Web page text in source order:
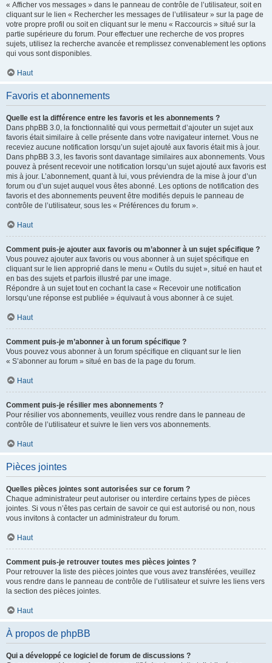
« Afficher vos messages » dans le panneau de contrôle de l’utilisateur, soit en
cliquant sur le lien « Rechercher les messages de l’utilisateur » sur la page de
votre propre profil ou soit en cliquant sur le menu « Raccourcis » situé sur la
partie supérieure du forum. Pour effectuer une recherche de vos propres
sujets, utilisez la recherche avancée et remplissez convenablement les options
qui vous sont disponibles.
Haut
Favoris et abonnements
Quelle est la différence entre les favoris et les abonnements ?
Dans phpBB 3.0, la fonctionnalité qui vous permettait d’ajouter un sujet aux
favoris était similaire à celle présente dans votre navigateur internet. Vous ne
receviez aucune notification lorsqu’un sujet ajouté aux favoris était mis à jour.
Dans phpBB 3.3, les favoris sont davantage similaires aux abonnements. Vous
pouvez à présent recevoir une notification lorsqu’un sujet ajouté aux favoris est
mis à jour. L’abonnement, quant à lui, vous préviendra de la mise à jour d’un
forum ou d’un sujet auquel vous êtes abonné. Les options de notification des
favoris et des abonnements peuvent être modifiés depuis le panneau de
contrôle de l’utilisateur, sous les « Préférences du forum ».
Haut
Comment puis-je ajouter aux favoris ou m’abonner à un sujet spécifique ?
Vous pouvez ajouter aux favoris ou vous abonner à un sujet spécifique en
cliquant sur le lien approprié dans le menu « Outils du sujet », situé en haut et
en bas des sujets et parfois illustré par une image.
Répondre à un sujet tout en cochant la case « Recevoir une notification
lorsqu’une réponse est publiée » équivaut à vous abonner à ce sujet.
Haut
Comment puis-je m’abonner à un forum spécifique ?
Vous pouvez vous abonner à un forum spécifique en cliquant sur le lien
« S’abonner au forum » situé en bas de la page du forum.
Haut
Comment puis-je résilier mes abonnements ?
Pour résilier vos abonnements, veuillez vous rendre dans le panneau de
contrôle de l’utilisateur et suivre le lien vers vos abonnements.
Haut
Pièces jointes
Quelles pièces jointes sont autorisées sur ce forum ?
Chaque administrateur peut autoriser ou interdire certains types de pièces
jointes. Si vous n’êtes pas certain de savoir ce qui est autorisé ou non, nous
vous invitons à contacter un administrateur du forum.
Haut
Comment puis-je retrouver toutes mes pièces jointes ?
Pour retrouver la liste des pièces jointes que vous avez transférées, veuillez
vous rendre dans le panneau de contrôle de l’utilisateur et suivre les liens vers
la section des pièces jointes.
Haut
À propos de phpBB
Qui a développé ce logiciel de forum de discussions ?